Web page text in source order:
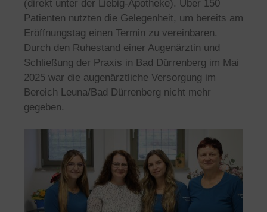
(direkt unter der Liebig-Apotheke). Über 150
Patienten nutzten die Gelegenheit, um bereits am
Eröffnungstag einen Termin zu vereinbaren.
Durch den Ruhestand einer Augenärztin und
Schließung der Praxis in Bad Dürrenberg im Mai
2025 war die augenärztliche Versorgung im
Bereich Leuna/Bad Dürrenberg nicht mehr
gegeben.